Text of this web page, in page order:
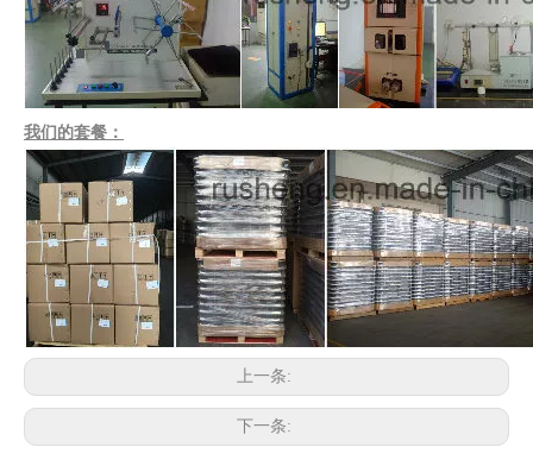
我们的套餐：
上一条:
下一条: